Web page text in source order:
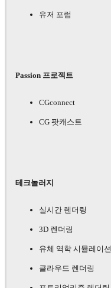
유저 포럼
Passion 프로젝트
CGconnect
CG 팟캐스트
테크놀러지
실시간 렌더링
3D 렌더링
유체 역학 시뮬레이션
클라우드 렌더링